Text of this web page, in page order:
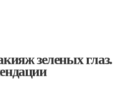
зеленых глаз.